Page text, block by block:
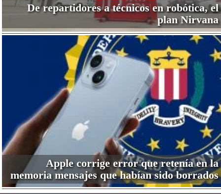
De repartidores a técnicos en robótica, el
plan Nirvana
Apple corrige error que retenía en la
memoria mensajes que habían sido borrados